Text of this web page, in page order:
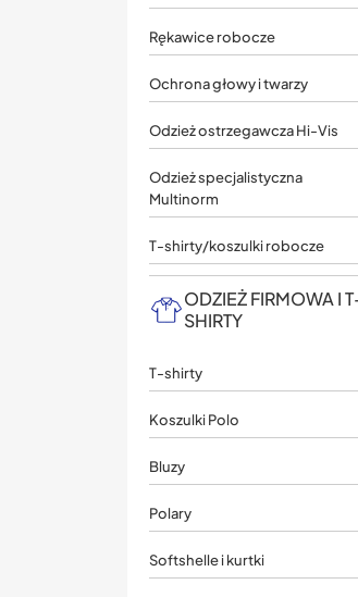
Rękawice robocze
Ochrona głowy i twarzy
Odzież ostrzegawcza Hi-Vis
Odzież specjalistyczna
Multinorm
T-shirty/koszulki robocze
ODZIEŻ FIRMOWA I
SHIRTY
T-shirty
Koszulki Polo
Bluzy
Polary
Softshelle i kurtki